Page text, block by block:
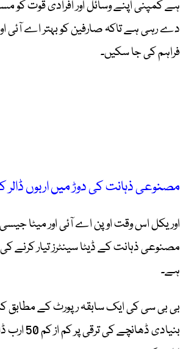
ہے کمپنی اپنے وسائل اور افرادی قوت کو
دے رہی ہے تاکہ صارفین کو بہتر اے آئی
فراہم کی جا سکیں۔
مصنوعی ذہانت کی دوڑ میں اربوں ڈالر
اوریکل اس وقت اوپن اے آئی اور میٹا
مصنوعی ذہانت کے ڈیٹا سینٹرز تیار کرنے
ہے۔
بی بی سی کی ایک سابقہ رپورٹ کے مطابق
بنیادی